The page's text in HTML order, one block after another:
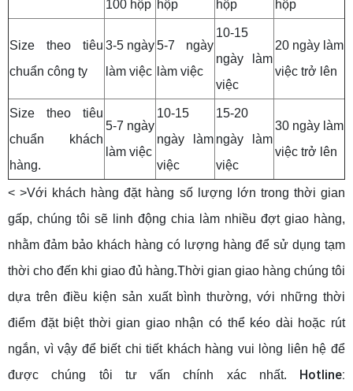
100 hộp hộp
hộp
hộp
Size theo tiêu
chuẩn công ty
3-5 ngày
làm việc
5-7 ngày
làm việc
10-15
ngày làm
việc
20 ngày làm
việc trở lên
Size theo tiêu
chuẩn khách
hàng.
5-7 ngày
làm việc
10-15
ngày làm
việc
15-20
ngày làm
việc
30 ngày làm
việc trở lên
< >Với khách hàng đặt hàng số lượng lớn trong thời gian
gấp, chúng tôi sẽ linh động chia làm nhiều đợt giao hàng,
nhằm đảm bảo khách hàng có lượng hàng để sử dụng tạm
thời cho đến khi giao đủ hàng.Thời gian giao hàng chúng tôi
dựa trên điều kiện sản xuất bình thường, với những thời
điểm đặt biệt thời gian giao nhận có thể kéo dài hoặc rút
ngắn, vì vậy để biết chi tiết khách hàng vui lòng liên hệ để
được chúng tôi tư vấn chính xác nhất. Hotline: